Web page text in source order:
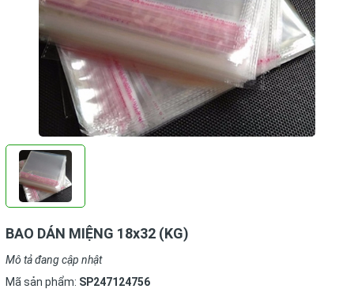
BAO DÁN MIỆNG 18x32 (KG)
Mô tả đang cập nhật
Mã sản phẩm: SP247124756